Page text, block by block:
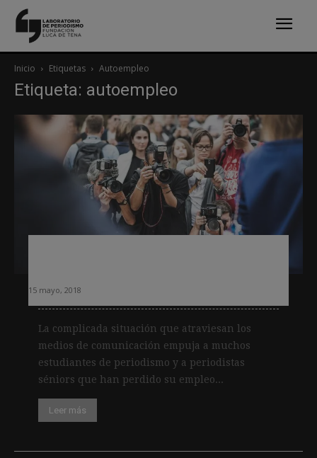
Inicio Etiquetas Autoempleo
Etiqueta: autoempleo
15 mayo, 2018
La complicada situación que atraviesan los
medios de comunicación empuja a muchos
estudiantes de periodismo y a periodistas
séniors que han perdido su empleo...
Leer más